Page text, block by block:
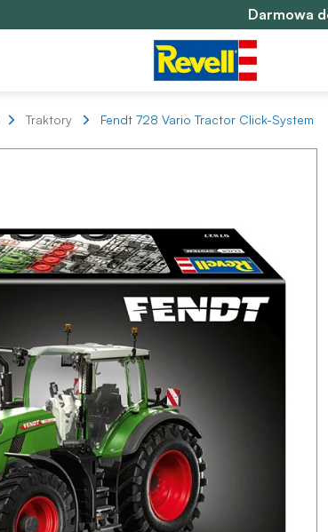
Darmowa
Traktory Fendt 728 Vario Tractor Click-System